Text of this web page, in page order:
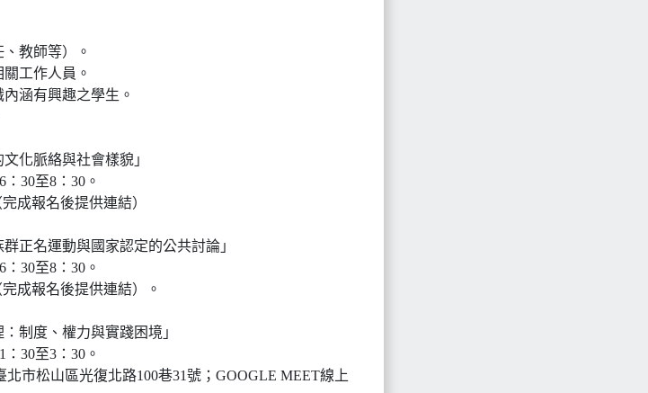
教師等）。
工作人員。
涵有興趣之學生。
化脈絡與社會樣貌」
30至8：30。
成報名後提供連結）
正名運動與國家認定的公共討論」
30至8：30。
成報名後提供連結）。
制度、權力與實踐困境」
30至3：30。
市松山區光復北路100巷31號；GOOGLE MEET線上